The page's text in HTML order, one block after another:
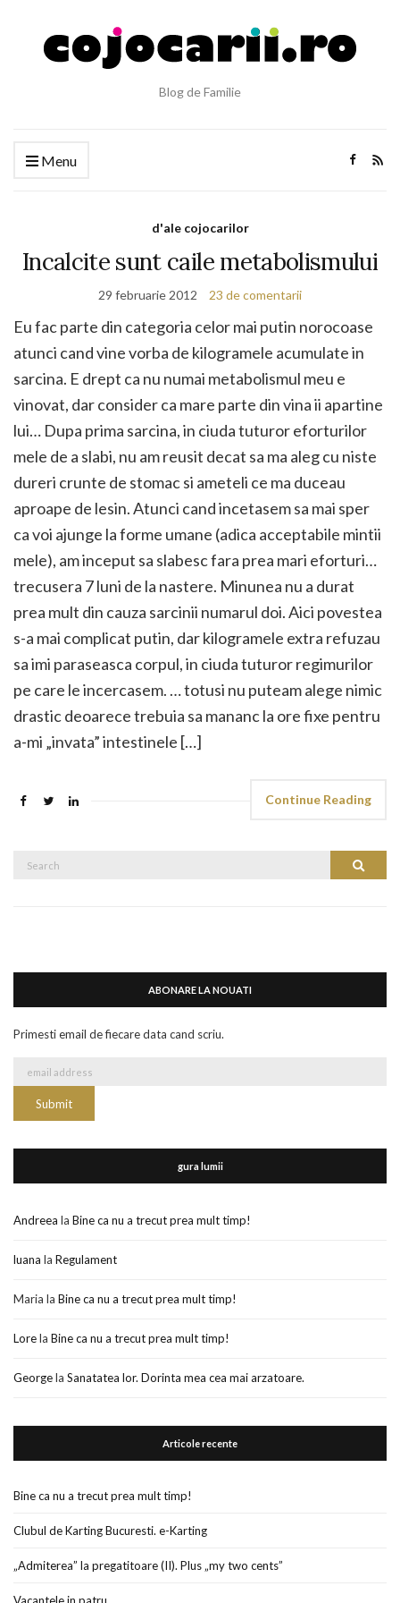
Blog de Familie
Menu
d'ale cojocarilor
Incalcite sunt caile metabolismului
29 februarie 2012 23 de comentarii
Eu fac parte din categoria celor mai putin norocoase
atunci cand vine vorba de kilogramele acumulate in
sarcina. E drept ca nu numai metabolismul meu e
vinovat, dar consider ca mare parte din vina ii apartine
lui… Dupa prima sarcina, in ciuda tuturor eforturilor
mele de a slabi, nu am reusit decat sa ma aleg cu niste
dureri crunte de stomac si ameteli ce ma duceau
aproape de lesin. Atunci cand incetasem sa mai sper
ca voi ajunge la forme umane (adica acceptabile mintii
mele), am inceput sa slabesc fara prea mari eforturi…
trecusera 7 luni de la nastere. Minunea nu a durat
prea mult din cauza sarcinii numarul doi. Aici povestea
s-a mai complicat putin, dar kilogramele extra refuzau
sa imi paraseasca corpul, in ciuda tuturor regimurilor
pe care le incercasem. … totusi nu puteam alege nimic
drastic deoarece trebuia sa mananc la ore fixe pentru
a-mi „invata” intestinele […]
Continue Reading
Search
ABONARE LA NOUATI
Primesti email de fiecare data cand scriu.
gura lumii
Andreea la Bine ca nu a trecut prea mult timp!
luana la Regulament
Maria la Bine ca nu a trecut prea mult timp!
Lorela Bine ca nu a trecut prea mult timp!
Georgela Sanatatea lor. Dorinta mea cea mai arzatoare.
Articole recente
Bine ca nu a trecut prea mult timp!
Clubul de Karting Bucuresti. e-Karting
„Admiterea” la pregatitoare (II). Plus „my two cents”